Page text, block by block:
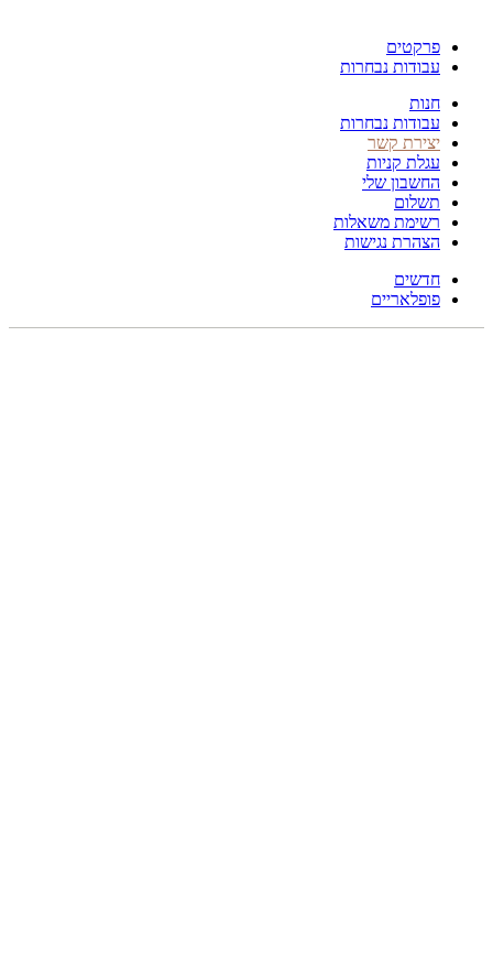
פרקטים
עבודות נבחרות
חנות
עבודות נבחרות
יצירת קשר
עגלת קניות
החשבון שלי
תשלום
רשימת משאלות
הצהרת נגישות
חדשים
פופלאריים